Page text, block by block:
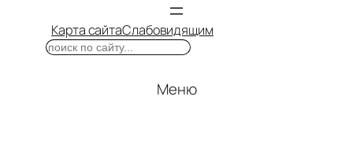
Карта сайтаСлабовидящим
Поиск
Меню